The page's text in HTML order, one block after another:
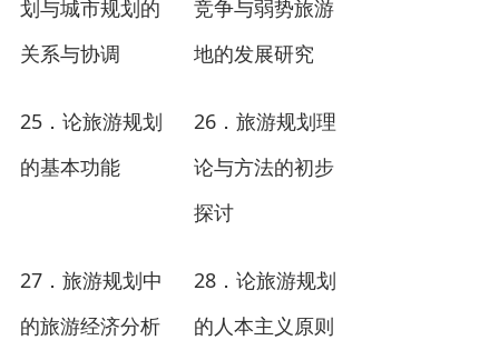
划与城市规划的
关系与协调
竞争与弱势旅游
地的发展研究
25 ．论旅游规划
的基本功能
26 ．旅游规划理
论与方法的初步
探讨
27 ．旅游规划中
的旅游经济分析
28 ．论旅游规划
的人本主义原则